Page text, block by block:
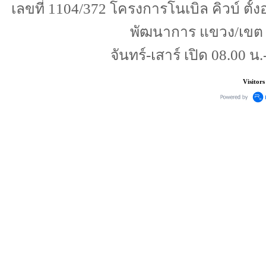
เลขที่ 1104/372 โครงการโนเบิล คิวบ์
พัฒนาการ แขวง/เขต
จันทร์-เสาร์ เปิด 08.00
Visitors